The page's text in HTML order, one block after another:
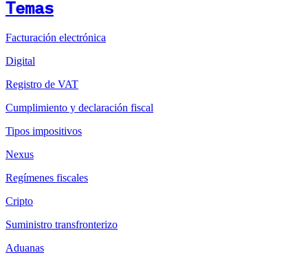
Temas
Facturación electrónica
Digital
Registro de VAT
Cumplimiento y declaración fiscal
Tipos impositivos
Nexus
Regímenes fiscales
Cripto
Suministro transfronterizo
Aduanas